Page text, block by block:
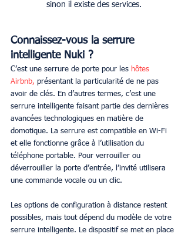
sinon il existe des services.
Connaissez-vous la serrure
intelligente Nuki ?
C’est une serrure de porte pour les hôtes
Airbnb, présentant la particularité de ne pas
avoir de clés. En d’autres termes, c’est une
serrure intelligente faisant partie des dernières
avancées technologiques en matière de
domotique. La serrure est compatible en Wi-Fi
et elle fonctionne grâce à l’utilisation du
téléphone portable. Pour verrouiller ou
déverrouiller la porte d’entrée, l’invité utilisera
une commande vocale ou un clic.
Les options de configuration à distance restent
possibles, mais tout dépend du modèle de votre
serrure intelligente. Le dispositif se met en place